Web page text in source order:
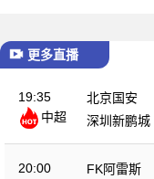
更多直播
19:35
中超
北京国安
深圳新鹏城
20:00
FK阿雷斯